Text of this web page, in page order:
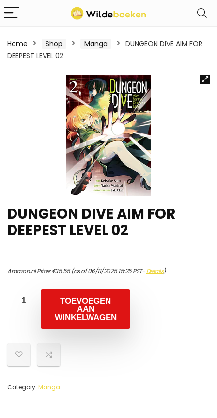
Home Shop Manga
DUNGEON DIVE AIM FOR
DEEPEST LEVEL 02
DUNGEON DIVE AIM FOR
DEEPEST LEVEL 02
Amazon.nl Price:€15.55(as of 06/11/2025 15:25 PST-Details)
TOEVOEGEN
AAN
WINKELWAGEN
Category: Manga